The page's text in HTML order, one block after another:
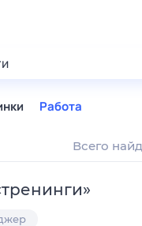
Работа
Всего
тренинги»